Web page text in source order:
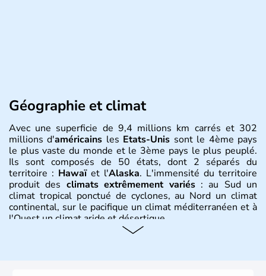
Géographie et climat
Avec une superficie de 9,4 millions km carrés et 302
millions d'américains les Etats-Unis sont le 4ème pays
le plus vaste du monde et le 3ème pays le plus peuplé.
Ils sont composés de 50 états, dont 2 séparés du
territoire : Hawaïet l'Alaska. L'immensité du territoire
produit des climats extrêmement variés: au Sud un
climat tropical ponctué de cyclones, au Nord un climat
continental, sur le pacifique un climat méditerranéen et à
l'Ouest un climat aride et désertique.